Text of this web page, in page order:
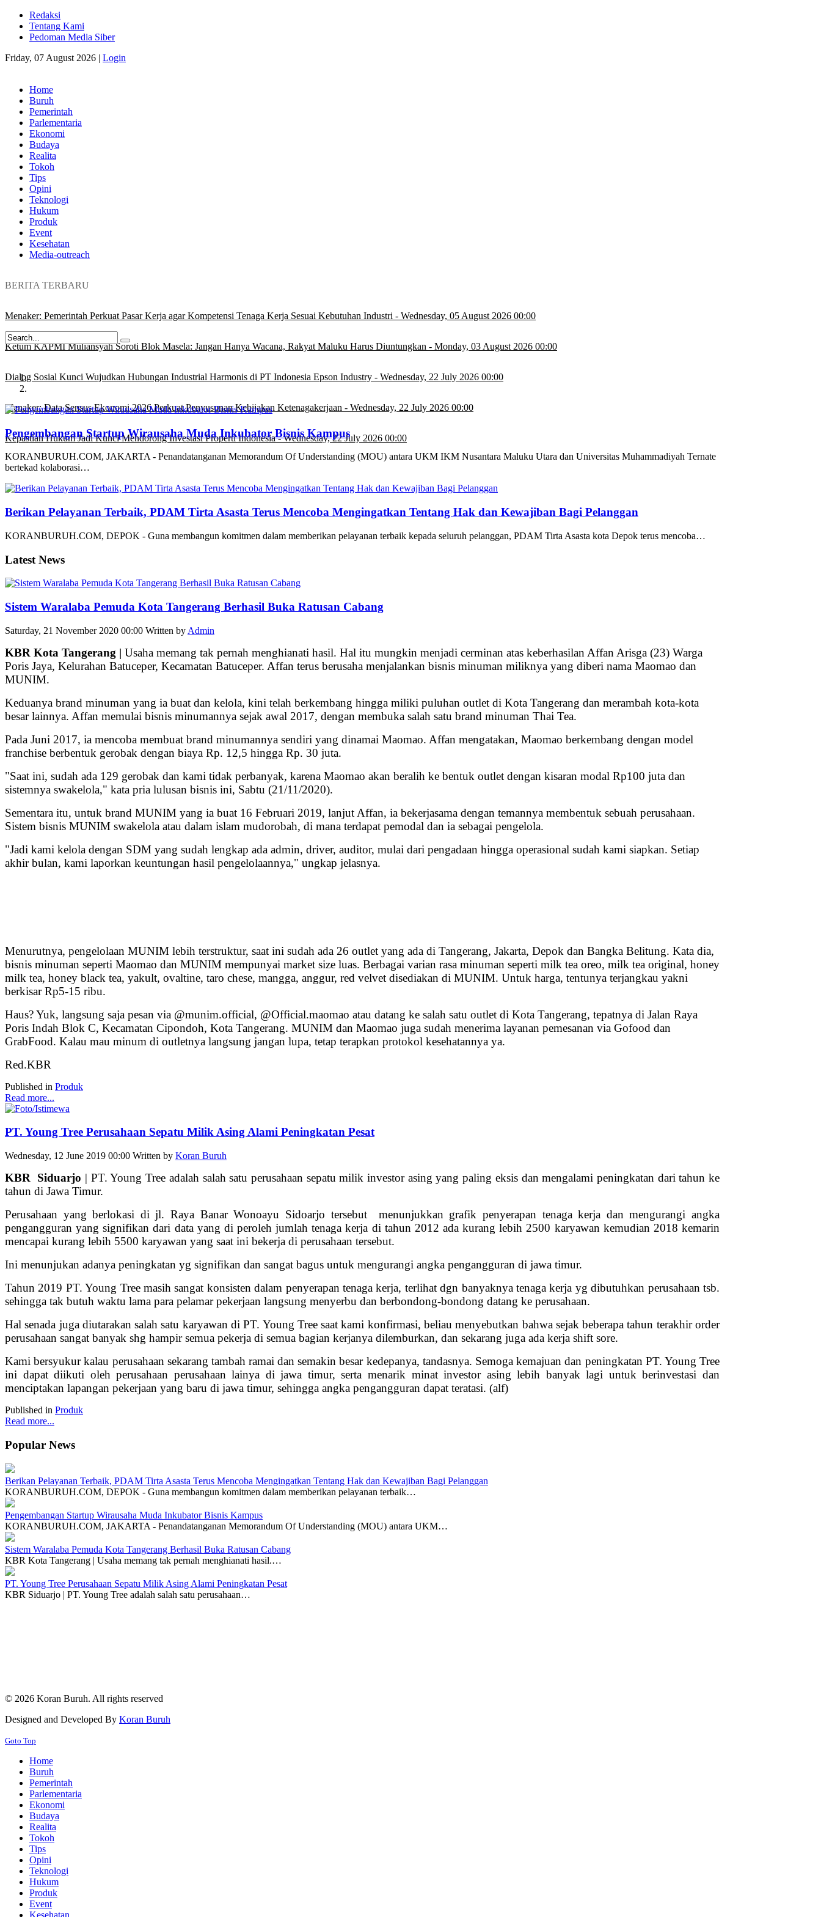
Redaksi
Tentang Kami
Pedoman Media Siber
Friday, 07 August 2026 | Login
Home
Buruh
Pemerintah
Parlementaria
Ekonomi
Budaya
Realita
Tokoh
Tips
Opini
Teknologi
Hukum
Produk
Event
Kesehatan
Media-outreach
BERITA TERBARU
Menaker: Pemerintah Perkuat Pasar Kerja agar Kompetensi Tenaga Kerja Sesuai Kebutuhan Industri - Wednesday, 05 August 2026 00:00
Ketum KAPMI Muliansyah Soroti Blok Masela: Jangan Hanya Wacana, Rakyat Maluku Harus Diuntungkan - Monday, 03 August 2026 00:00
Dialog Sosial Kunci Wujudkan Hubungan Industrial Harmonis di PT Indonesia Epson Industry - Wednesday, 22 July 2026 00:00
Menaker: Data Sensus Ekonomi 2026 Perkuat Penyusunan Kebijakan Ketenagakerjaan - Wednesday, 22 July 2026 00:00
Kepastian Hukum Jadi Kunci Mendorong Investasi Properti Indonesia-Wednesday, 22 July 2026 00:00
Pengembangan Startup Wirausaha Muda Inkubator Bisnis Kampus
KORANBURUH.COM, JAKARTA - Penandatanganan Memorandum Of Understanding (MOU) antara UKM IKM Nusantara Maluku Utara dan Universitas Muhammadiyah Ternate
bertekad kolaborasi…
Berikan Pelayanan Terbaik, PDAM Tirta Asasta Terus Mencoba Mengingatkan Tentang Hak dan Kewajiban Bagi Pelanggan
KORANBURUH.COM, DEPOK - Guna membangun komitmen dalam memberikan pelayanan terbaik kepada seluruh pelanggan, PDAM Tirta Asasta kota Depok terus mencoba…
Latest News
Sistem Waralaba Pemuda Kota Tangerang Berhasil Buka Ratusan Cabang
Saturday, 21 November 2020 00:00 Written by Admin
KBR Kota Tangerang | Usaha memang tak pernah menghianati hasil. Hal itu mungkin menjadi cerminan atas keberhasilan Affan Arisga (23) Warga
Poris Jaya, Kelurahan Batuceper, Kecamatan Batuceper. Affan terus berusaha menjalankan bisnis minuman miliknya yang diberi nama Maomao dan
MUNIM.
Keduanya brand minuman yang ia buat dan kelola, kini telah berkembang hingga miliki puluhan outlet di Kota Tangerang dan merambah kota-kota
besar lainnya. Affan memulai bisnis minumannya sejak awal 2017, dengan membuka salah satu brand minuman Thai Tea.
Pada Juni 2017, ia mencoba membuat brand minumannya sendiri yang dinamai Maomao. Affan mengatakan, Maomao berkembang dengan model
franchise berbentuk gerobak dengan biaya Rp. 12,5 hingga Rp. 30 juta.
"Saat ini, sudah ada 129 gerobak dan kami tidak perbanyak, karena Maomao akan beralih ke bentuk outlet dengan kisaran modal Rp100 juta dan
sistemnya swakelola," kata pria lulusan bisnis ini, Sabtu (21/11/2020).
Sementara itu, untuk brand MUNIM yang ia buat 16 Februari 2019, lanjut Affan, ia bekerjasama dengan temannya membentuk sebuah perusahaan.
Sistem bisnis MUNIM swakelola atau dalam islam mudorobah, di mana terdapat pemodal dan ia sebagai pengelola.
"Jadi kami kelola dengan SDM yang sudah lengkap ada admin, driver, auditor, mulai dari pengadaan hingga operasional sudah kami siapkan. Setiap
akhir bulan, kami laporkan keuntungan hasil pengelolaannya," ungkap jelasnya.
Menurutnya, pengelolaan MUNIM lebih terstruktur, saat ini sudah ada 26 outlet yang ada di Tangerang, Jakarta, Depok dan Bangka Belitung. Kata dia,
bisnis minuman seperti Maomao dan MUNIM mempunyai market size luas. Berbagai varian rasa minuman seperti milk tea oreo, milk tea original, honey
milk tea, honey black tea, yakult, ovaltine, taro chese, mangga, anggur, red velvet disediakan di MUNIM. Untuk harga, tentunya terjangkau yakni
berkisar Rp5-15 ribu.
Haus? Yuk, langsung saja pesan via @munim.official, @Official.maomao atau datang ke salah satu outlet di Kota Tangerang, tepatnya di Jalan Raya
Poris Indah Blok C, Kecamatan Cipondoh, Kota Tangerang. MUNIM dan Maomao juga sudah menerima layanan pemesanan via Gofood dan
GrabFood. Kalau mau minum di outletnya langsung jangan lupa, tetap terapkan protokol kesehatannya ya.
Red.KBR
Published in Produk
Read more...
PT. Young Tree Perusahaan Sepatu Milik Asing Alami Peningkatan Pesat
Wednesday, 12 June 2019 00:00 Written by Koran Buruh
KBR Siduarjo | PT. Young Tree adalah salah satu perusahaan sepatu milik investor asing yang paling eksis dan mengalami peningkatan dari tahun ke
tahun di Jawa Timur.
Perusahaan yang berlokasi di jl. Raya Banar Wonoayu Sidoarjo tersebut menunjukkan grafik penyerapan tenaga kerja dan mengurangi angka
pengangguran yang signifikan dari data yang di peroleh jumlah tenaga kerja di tahun 2012 ada kurang lebih 2500 karyawan kemudian 2018 kemarin
mencapai kurang lebih 5500 karyawan yang saat ini bekerja di perusahaan tersebut.
Ini menunjukan adanya peningkatan yg signifikan dan sangat bagus untuk mengurangi angka pengangguran di jawa timur.
Tahun 2019 PT. Young Tree masih sangat konsisten dalam penyerapan tenaga kerja, terlihat dgn banyaknya tenaga kerja yg dibutuhkan perusahaan tsb.
sehingga tak butuh waktu lama para pelamar pekerjaan langsung menyerbu dan berbondong-bondong datang ke perusahaan.
Hal senada juga diutarakan salah satu karyawan di PT. Young Tree saat kami konfirmasi, beliau menyebutkan bahwa sejak beberapa tahun terakhir order
perusahaan sangat banyak shg hampir semua pekerja di semua bagian kerjanya dilemburkan, dan sekarang juga ada kerja shift sore.
Kami bersyukur kalau perusahaan sekarang tambah ramai dan semakin besar kedepanya, tandasnya. Semoga kemajuan dan peningkatan PT. Young Tree
ini dapat diikuti oleh perusahaan perusahaan lainya di jawa timur, serta menarik minat investor asing lebih banyak lagi untuk berinvestasi dan
menciptakan lapangan pekerjaan yang baru di jawa timur, sehingga angka pengangguran dapat teratasi. (alf)
Published in Produk
Read more...
Popular News
Berikan Pelayanan Terbaik, PDAM Tirta Asasta Terus Mencoba Mengingatkan Tentang Hak dan Kewajiban Bagi Pelanggan
KORANBURUH.COM, DEPOK - Guna membangun komitmen dalam memberikan pelayanan terbaik…
Pengembangan Startup Wirausaha Muda Inkubator Bisnis Kampus
KORANBURUH.COM, JAKARTA - Penandatanganan Memorandum Of Understanding (MOU) antara UKM…
Sistem Waralaba Pemuda Kota Tangerang Berhasil Buka Ratusan Cabang
KBR Kota Tangerang | Usaha memang tak pernah menghianati hasil.…
PT. Young Tree Perusahaan Sepatu Milik Asing Alami Peningkatan Pesat
KBR Siduarjo | PT. Young Tree adalah salah satu perusahaan…
© 2026 Koran Buruh. All rights reserved
Designed and Developed By Koran Buruh
Goto Top
Home
Buruh
Pemerintah
Parlementaria
Ekonomi
Budaya
Realita
Tokoh
Tips
Opini
Teknologi
Hukum
Produk
Event
Kesehatan